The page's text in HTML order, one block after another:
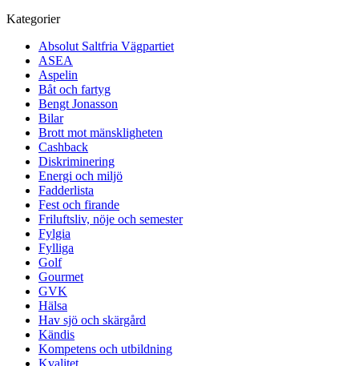
Kategorier
Absolut Saltfria Vägpartiet
ASEA
Aspelin
Båt och fartyg
Bengt Jonasson
Bilar
Brott mot mänskligheten
Cashback
Diskriminering
Energi och miljö
Fadderlista
Fest och firande
Friluftsliv, nöje och semester
Fylgia
Fylliga
Golf
Gourmet
GVK
Hälsa
Hav sjö och skärgård
Kändis
Kompetens och utbildning